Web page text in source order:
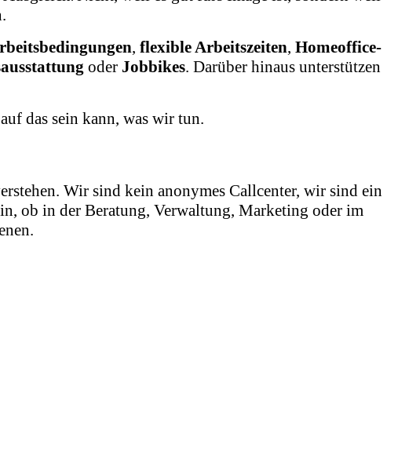
, flexible Arbeitszeiten, Homeoffice-
oder Jobbikes. Darüber hinaus unterstützen
das sein kann, was wir tun.
Wir sind kein anonymes Callcenter, wir sind ein
ob in der Beratung, Verwaltung, Marketing oder im